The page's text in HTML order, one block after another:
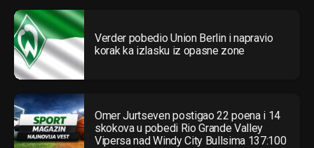
Verder pobedio Union Berlin i napravio
korak ka izlasku iz opasne zone
Omer Jurtseven postigao 22 poena i 14
skokova u pobedi Rio Grande Valley
Vipersa nad Windy City Bullsima 137:100